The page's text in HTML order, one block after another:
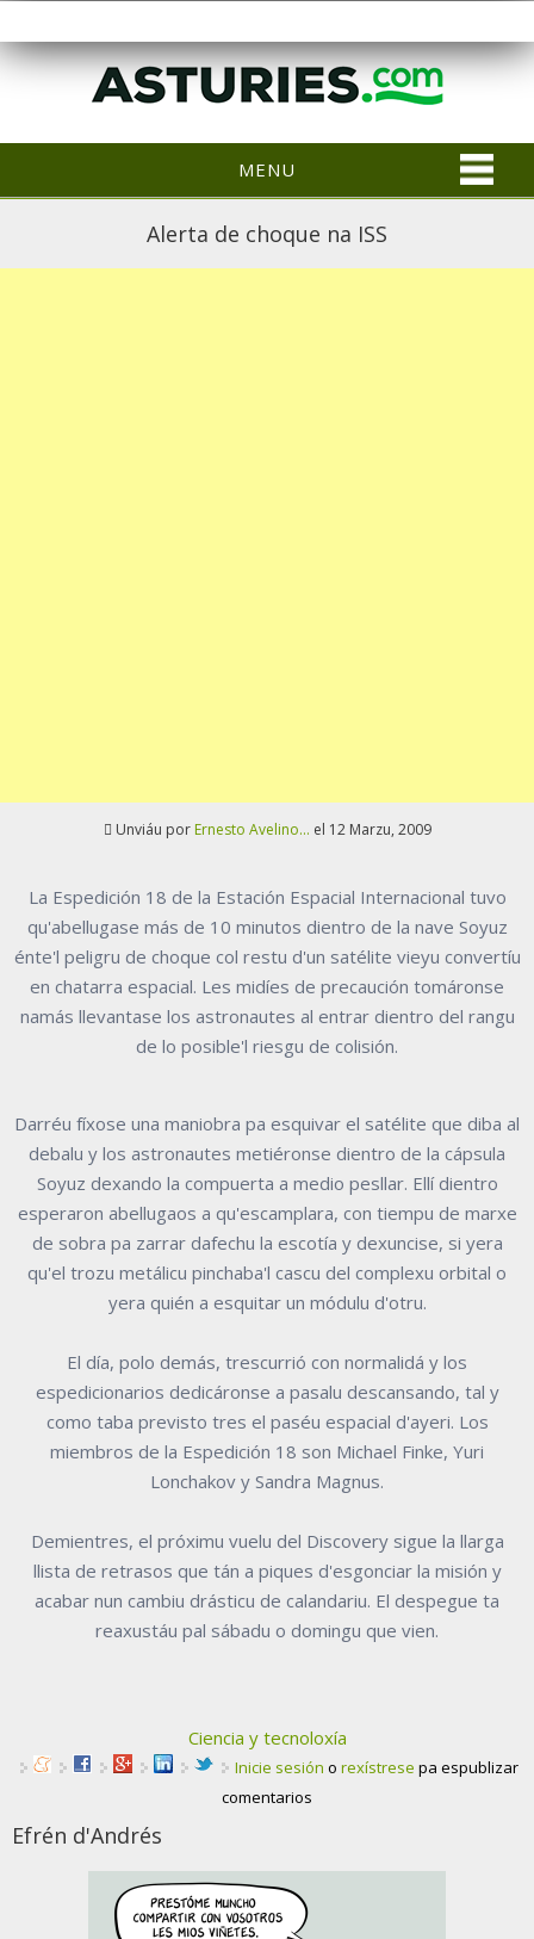
MENU
Alerta de choque na ISS
Unviáu por Ernesto Avelino... el 12 Marzu, 2009
La Espedición 18 de la Estación Espacial Internacional tuvo
qu'abellugase más de 10 minutos dientro de la nave Soyuz
énte'l peligru de choque col restu d'un satélite vieyu convertíu
en chatarra espacial. Les midíes de precaución tomáronse
namás llevantase los astronautes al entrar dientro del rangu
de lo posible'l riesgu de colisión.
Darréu fíxose una maniobra pa esquivar el satélite que diba al
debalu y los astronautes metiéronse dientro de la cápsula
Soyuz dexando la compuerta a medio pesllar. Ellí dientro
esperaron abellugaos a qu'escamplara, con tiempu de marxe
de sobra pa zarrar dafechu la escotía y dexuncise, si yera
qu'el trozu metálicu pinchaba'l cascu del complexu orbital o
yera quién a esquitar un módulu d'otru.
El día, polo demás, trescurrió con normalidá y los
espedicionarios dedicáronse a pasalu descansando, tal y
como taba previsto tres el paséu espacial d'ayeri. Los
miembros de la Espedición 18 son Michael Finke, Yuri
Lonchakov y Sandra Magnus.
Demientres, el próximu vuelu del Discovery sigue la llarga
llista de retrasos que tán a piques d'esgonciar la misión y
acabar nun cambiu drásticu de calandariu. El despegue ta
reaxustáu pal sábadu o domingu que vien.
Ciencia y tecnoloxía
Inicie sesión o rexístrese pa espublizar
comentarios
Efrén d'Andrés